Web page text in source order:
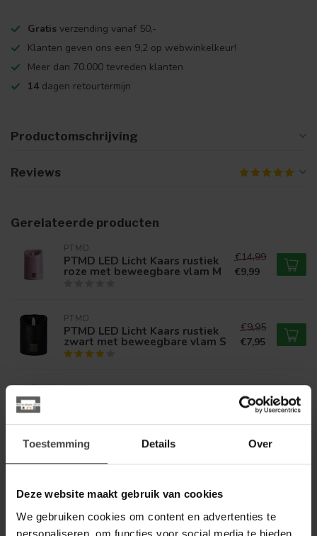
Toestemming Details Over
Deze website maakt gebruik van cookies
We gebruiken cookies om content en advertenties te
personaliseren, om functies voor social media te bieden
Gratis verzending vanaf 50,-
Klanten geven ons een 9,2 op webwinkelkeur!
Meer dan 70.000 tevreden klanten
14 dagen retourtermijn
Productomschrijving
Reviews
Gerelateerde producten
PTMD
PTMD LED Licht Kaars rustiek
roze met beweegbare vlam M
€14,99
€9,99
PTMD
PTMD LED Licht Kaars rustiek
zwart met beweegbare vlam S
€9,95
€7,95
PTMD
€9,95
€8,79
vlam